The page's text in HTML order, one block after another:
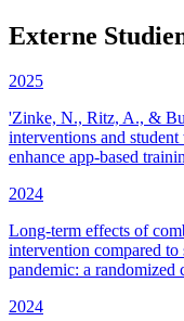
Externe
2025
'Zinke, N., Ritz, A., &
interventions and
enhance app-based
2024
Long-term effects of
intervention compared
pandemic: a randomized
2024